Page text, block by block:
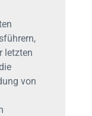
letzten
von